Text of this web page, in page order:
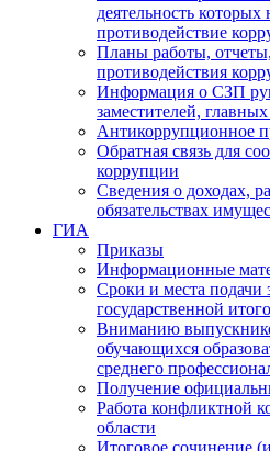
деятельность которых
противодействие
Планы работы,
противодействия
Информация о СЗП
заместителей,
Антикоррупционное
Обратная связь для
коррупции
Сведения о доходах,
обязательствах
ГИА
Приказы
Информационные
Сроки и места подачи
государственной
Вниманию
обучающихся
среднего
Получение
Работа конфликтной
области
Итоговое сочинение